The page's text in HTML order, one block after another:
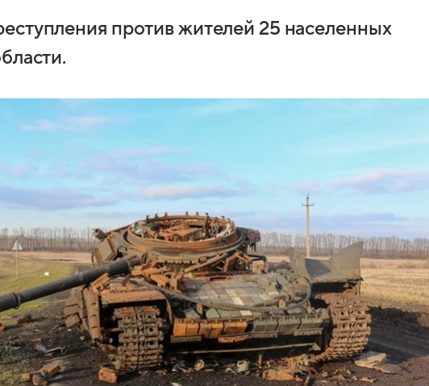
против жителей 25 населенных